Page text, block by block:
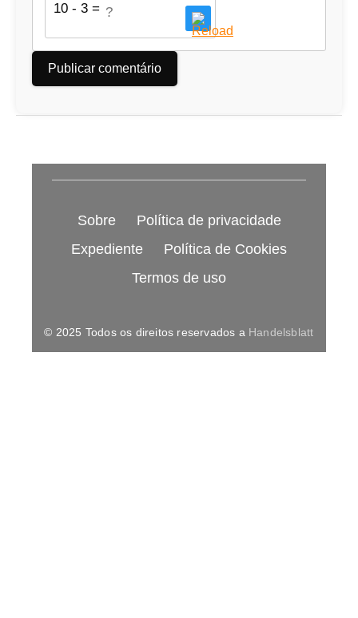
10 - 3 = ?
Sobre
Política de privacidade
Expediente
Política de Cookies
Termos de uso
© 2025 Todos os direitos reservados a Handelsblatt